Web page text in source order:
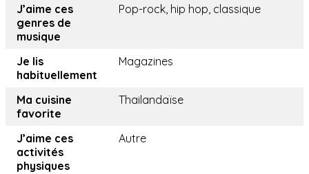
J’aime ces
genres de
musique
Pop-rock, hip hop, classique
Je lis
habituellement
Magazines
Ma cuisine
favorite
Thailandaïse
J’aime ces
activités
physiques
Autre